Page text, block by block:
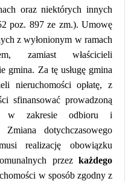
oraz niektórych innych
poz. 897 ze zm.). Umowę
z wyłonionym w ramach
zamiast właścicieli
gmina. Za tę usługę gmina
nieruchomości opłatę, z
sfinansować prowadzoną
w zakresie odbioru i
dotychczasowego
realizację obowiązku
przez każdego
w sposób zgodny z